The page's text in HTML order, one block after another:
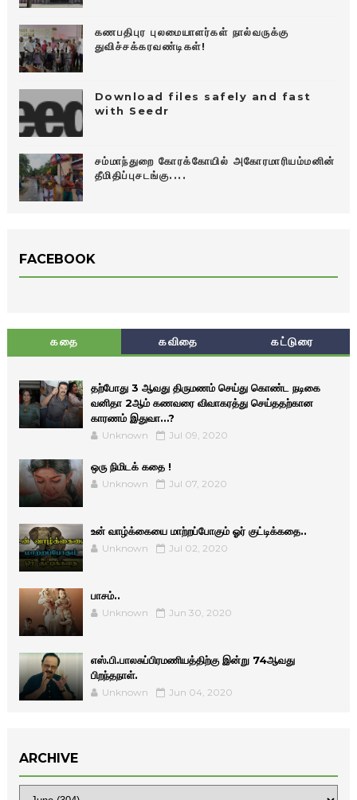
கணபதிபுர புலமையாளர்கள் நால்வருக்கு
துவிச்சக்கரவண்டிகள்!
Download files safely and fast
with Seedr
சம்மாந்துறை கோரக்கோயில் அகோரமாரியம்மனின்
தீமிதிப்புசடங்கு....
FACEBOOK
கதை கவிதை கட்டுரை
தற்போது 3 ஆவது திருமணம் செய்து கொண்ட நடிகை
வனிதா 2ஆம் கணவரை விவாகரத்து செய்ததற்கான
காரணம் இதுவா…?
Unknown Jul 09, 2020
ஒரு நிமிடக் கதை !
Unknown Jul 07, 2020
உன் வாழ்க்கையை மாற்றப்போகும் ஓர் குட்டிக்கதை..
Unknown Jul 02, 2020
பாசம்..
Unknown Jun 30, 2020
எஸ்.பி.பாலசுப்பிரமணியத்திற்கு இன்று 74ஆவது
பிறந்தநாள்.
Unknown Jun 04, 2020
ARCHIVE